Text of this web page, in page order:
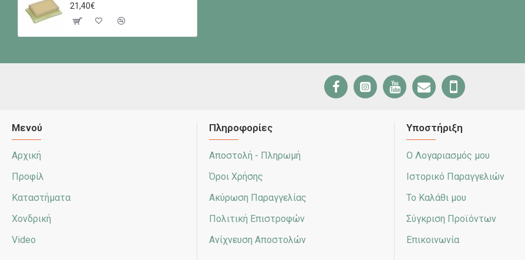
21,40€
Μενού
Αρχική
Προφίλ
Καταστήματα
Χονδρική
Video
Πληροφορίες
Αποστολή - Πληρωμή
Όροι Χρήσης
Ακύρωση Παραγγελίας
Πολιτική Επιστροφών
Ανίχνευση Αποστολών
Υποστήριξη
Ο Λογαριασμός μου
Ιστορικό Παραγγελιών
Το Καλάθι μου
Σύγκριση Προϊόντων
Επικοινωνία